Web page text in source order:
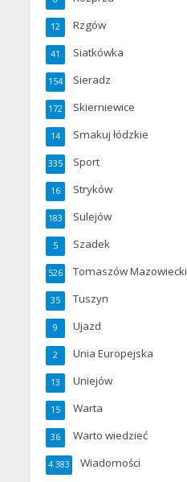
Rzgów
12
Siatkówka
41
Sieradz
154
Skierniewice
172
Smakuj łódzkie
14
Sport
335
Stryków
16
Sulejów
183
Szadek
5
Tomaszów Mazowiecki
526
Tuszyn
35
Ujazd
9
Unia Europejska
2
Uniejów
13
Warta
15
Warto wiedzieć
36
Wiadomości
4 383